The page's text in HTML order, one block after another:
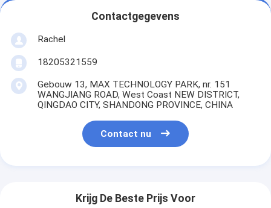
Contactgegevens
Rachel
18205321559
Gebouw 13, MAX TECHNOLOGY PARK, nr. 151
WANGJIANG ROAD, West Coast NEW DISTRICT,
QINGDAO CITY, SHANDONG PROVINCE, CHINA
Contact nu
Krijg De Beste Prijs Voor